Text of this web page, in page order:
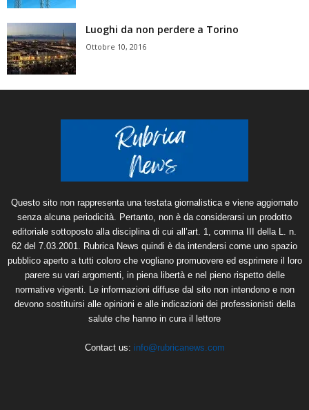
Luoghi da non perdere a Torino
Ottobre 10, 2016
Questo sito non rappresenta una testata giornalistica e viene aggiornato
senza alcuna periodicità. Pertanto, non è da considerarsi un prodotto
editoriale sottoposto alla disciplina di cui all’art. 1, comma III della L. n.
62 del 7.03.2001. Rubrica News quindi è da intendersi come uno spazio
pubblico aperto a tutti coloro che vogliano promuovere ed esprimere il loro
parere su vari argomenti, in piena libertà e nel pieno rispetto delle
normative vigenti. Le informazioni diffuse dal sito non intendono e non
devono sostituirsi alle opinioni e alle indicazioni dei professionisti della
salute che hanno in cura il lettore
Contact us: info@rubricanews.com